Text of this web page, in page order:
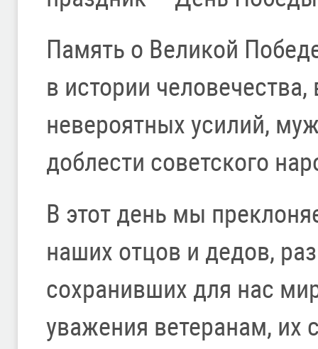
Память о Великой
в истории
невероятных усилий,
доблести советского
В этот день мы
наших отцов и дедов,
сохранивших для нас
уважения ветеранам, их